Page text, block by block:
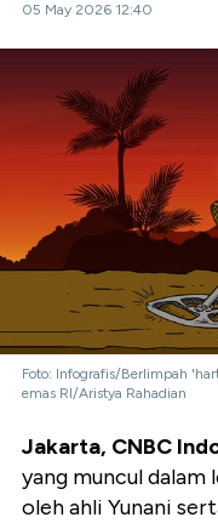
05 May 2026 12:40
Foto: Infografis/Berlimpah
emas RI/Aristya Rahadian
Jakarta, CNBC
yang muncul dalam
oleh ahli Yunani